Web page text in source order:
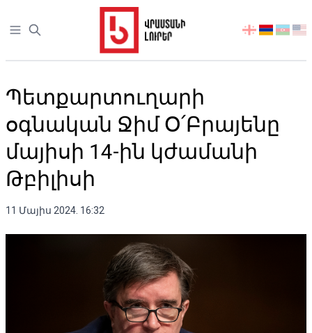
Open sidebar
აირჩიეთ
Պետքարտուղարի
օգնական Ջիմ Օ՛Բրայենը
մայիսի 14-ին կժամանի
Թբիլիսի
11 Մայիս 2024. 16:32